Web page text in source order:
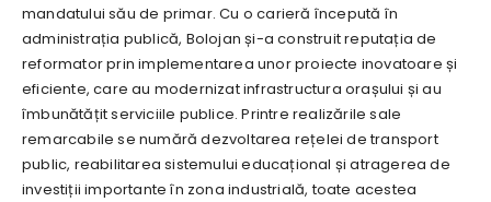
mandatului său de primar. Cu o carieră începută în
administrația publică, Bolojan și-a construit reputația de
reformator prin implementarea unor proiecte inovatoare și
eficiente, care au modernizat infrastructura orașului și au
îmbunătățit serviciile publice. Printre realizările sale
remarcabile se numără dezvoltarea rețelei de transport
public, reabilitarea sistemului educațional și atragerea de
investiții importante în zona industrială, toate acestea